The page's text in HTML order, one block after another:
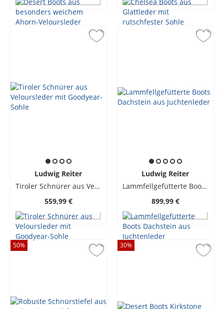
Ludwig Reiter
Tiroler Schnürer aus Veloursleder mit Goodyear-Sohle
559,99 €
Ludwig Reiter
Lammfellgefütterte Boots Dachstein aus Juchtenleder
899,99 €
50% 30%